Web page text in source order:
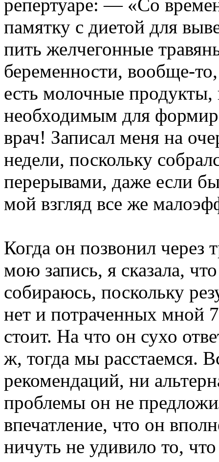
репертуаре: — «Со
памятку с диетой для
пить желчегонные
беременности,
есть молочные
необходимым для
врач! Записал меня на
недели, поскольку
перерывами, даже если
мой взгляд все же
Когда он позвонил через
мою запись, я сказала,
собираюсь, поскольку
нет и потраченных мной
стоит. На что он сухо
ж, тогда мы расстаемся.
рекомендаций, ни
проблемы он не
впечатление, что он
ничуть не удивило то,